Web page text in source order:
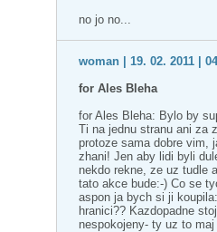
no jo no...
woman | 19. 02. 2011 |
for Ales Bleha
for Ales Bleha: Bylo by
Ti na jednu stranu ani za
protoze sama dobre vim,
zhani! Jen aby lidi byli
nekdo rekne, ze uz tudle
tato akce bude:-) Co se
aspon ja bych si ji
hranici?? Kazdopadne
nespokojeny- ty uz to